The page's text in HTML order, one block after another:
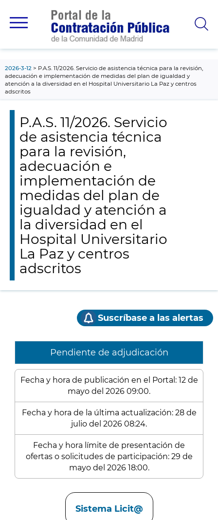
principal
2026-3-12
P.A.S. 11/2026. Servicio de asistencia técnica para la revisión,
adecuación e implementación de medidas del plan de igualdad y
atención a la diversidad en el Hospital Universitario La Paz y centros
adscritos
P.A.S. 11/2026. Servicio
de asistencia técnica
para la revisión,
adecuación e
implementación de
medidas del plan de
igualdad y atención a
la diversidad en el
Hospital Universitario
La Paz y centros
adscritos
Suscríbase a las alertas
Pendiente de adjudicación
Fecha y hora de publicación en el Portal: 12 de
mayo del 2026 09:00.
Fecha y hora de la última actualización: 28 de
julio del 2026 08:24.
Fecha y hora límite de presentación de
ofertas o solicitudes de participación: 29 de
mayo del 2026 18:00.
Sistema Licit@